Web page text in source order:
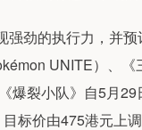
劲的执行力，并预
UNITE）、
爆裂小队》自5月
标价由475港元上